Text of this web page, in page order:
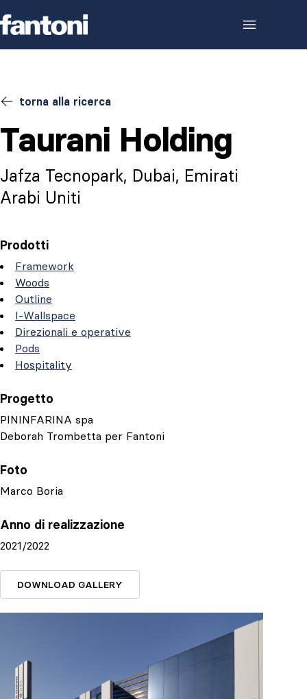
torna alla ricerca
Taurani Holding
Jafza Tecnopark, Dubai, Emirati
Arabi Uniti
Prodotti
Framework
Woods
Outline
I-Wallspace
Direzionali e operative
Pods
Hospitality
Progetto
PININFARINA spa
Deborah Trombetta per Fantoni
Foto
Marco Boria
Anno di realizzazione
2021/2022
DOWNLOAD GALLERY